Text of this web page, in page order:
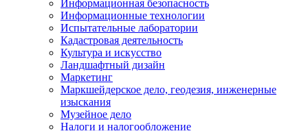
Информационная безопасность
Информационные технологии
Испытательные лаборатории
Кадастровая деятельность
Культура и искусство
Ландшафтный дизайн
Маркетинг
Маркшейдерское дело, геодезия, инженерные
изыскания
Музейное дело
Налоги и налогообложение